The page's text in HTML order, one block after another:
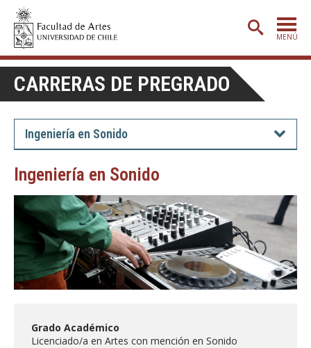
MENÚ
PORTADA
ADMISIÓN
ETAPA BÁSICA
CARRERAS
POSTGRADO
EXTENSIÓN
CREACIÓNE INVESTIGACIÓN
BIBLIOTECA
DEPARTAMENTOS
CARRERAS DE PREGRADO
Ingeniería en Sonido
Ingeniería en Sonido
Grado Académico
Licenciado/a en Artes con mención en Sonido